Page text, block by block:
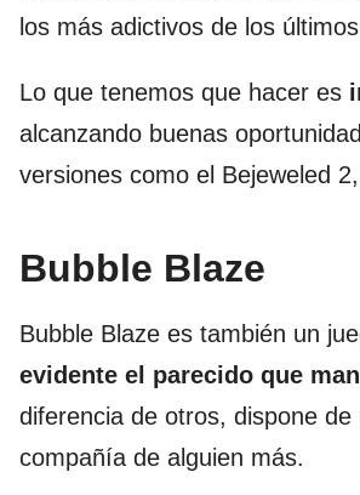
los más adictivos de los
Lo que tenemos que hacer es
alcanzando buenas
versiones como el Bejeweled
Bubble Blaze
Bubble Blaze es también un
evidente el parecido que
diferencia de otros, dispone
compañía de alguien más.